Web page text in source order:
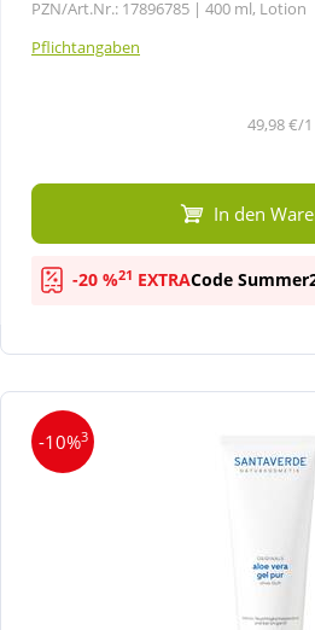
Natur & Homöopathie
Tierbedarf
PZN/Art.Nr.: 17896785 | 400 ml, Lotion
Pflichtangaben
49,98 €/
In den
-20 %21 EXTRACode
-10%3